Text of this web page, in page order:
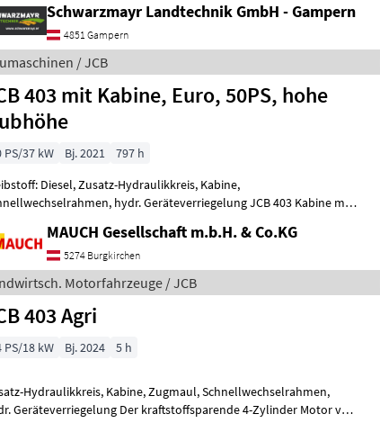
Schwarzmayr Landtechnik GmbH - Gampern
4851 Gampern
/ JCB
403 mit Kabine, Euro, 50PS, hohe
PS/37 kW Bj. 2021
797 h
Diesel, Zusatz-Hydraulikkreis, Kabine,
hydr. Geräteverriegelung JCB 403 Kabine mit -
MAUCH Gesellschaft m.b.H. & Co.KG
5274 Burgkirchen
Motorfahrzeuge / JCB
403 Agri
PS/18 kW Bj. 2024 5 h
Hydraulikkreis, Kabine, Zugmaul, Schnellwechselrahmen,
Geräteverriegelung Der kraftstoffsparende 4-Zylinder Motor von